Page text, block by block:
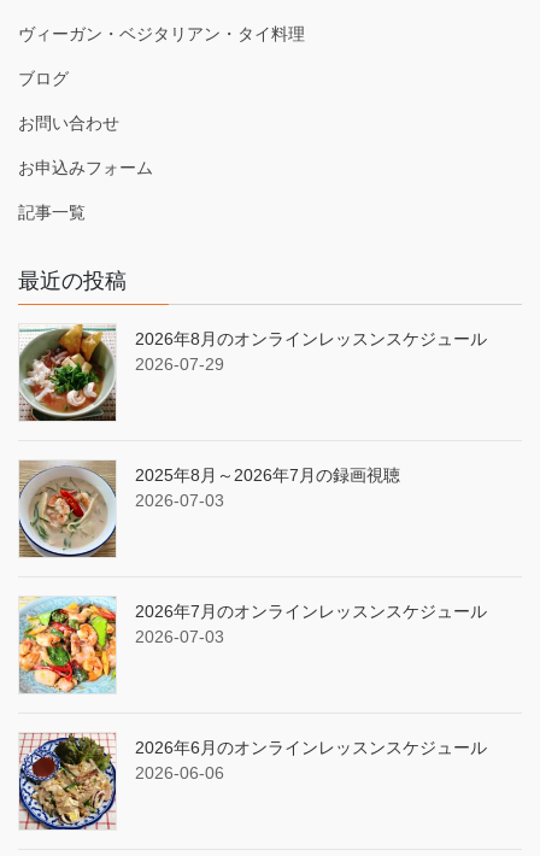
ヴィーガン・ベジタリアン・タイ料理
ブログ
お問い合わせ
お申込みフォーム
記事一覧
最近の投稿
2026年8月のオンラインレッスンスケジュール
2026-07-29
2025年8月～2026年7月の録画視聴
2026-07-03
2026年7月のオンラインレッスンスケジュール
2026-07-03
2026年6月のオンラインレッスンスケジュール
2026-06-06